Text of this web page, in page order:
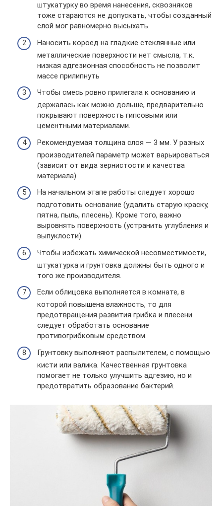
штукатурку во время нанесения, сквозняков
тоже стараются не допускать, чтобы созданный
слой мог равномерно высыхать.
Наносить короед на гладкие стеклянные или
металлические поверхности нет смысла, т.к.
низкая адгезионная способность не позволит
массе прилипнуть
Чтобы смесь ровно прилегала к основанию и
держалась как можно дольше, предварительно
покрывают поверхность гипсовыми или
цементными материалами.
Рекомендуемая толщина слоя — 3 мм. У разных
производителей параметр может варьироваться
(зависит от вида зернистости и качества
материала).
На начальном этапе работы следует хорошо
подготовить основание (удалить старую краску,
пятна, пыль, плесень). Кроме того, важно
выровнять поверхность (устранить углубления и
выпуклости).
Чтобы избежать химической несовместимости,
штукатурка и грунтовка должны быть одного и
того же производителя.
Если облицовка выполняется в комнате, в
которой повышена влажность, то для
предотвращения развития грибка и плесени
следует обработать основание
противогрибковым средством.
Грунтовку выполняют распылителем, с помощью
кисти или валика. Качественная грунтовка
помогает не только улучшить адгезию, но и
предотвратить образование бактерий.